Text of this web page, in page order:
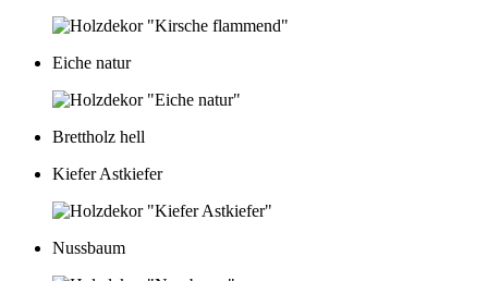
Eiche natur
Brettholz hell
Kiefer Astkiefer
Nussbaum